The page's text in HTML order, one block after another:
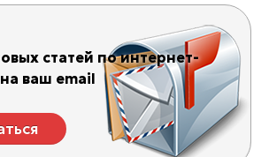
статей по интернет-
ваш email